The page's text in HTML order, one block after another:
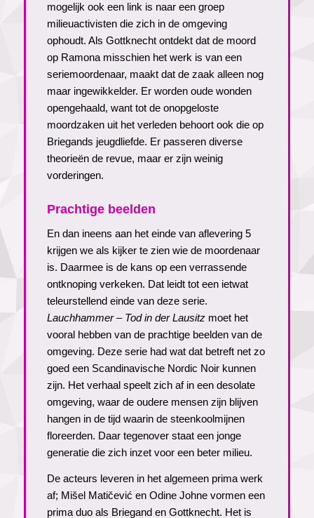
mogelijk ook een link is naar een groep
milieuactivisten die zich in de omgeving
ophoudt. Als Gottknecht ontdekt dat de moord
op Ramona misschien het werk is van een
seriemoordenaar, maakt dat de zaak alleen nog
maar ingewikkelder. Er worden oude wonden
opengehaald, want tot de onopgeloste
moordzaken uit het verleden behoort ook die op
Briegands jeugdliefde. Er passeren diverse
theorieën de revue, maar er zijn weinig
vorderingen.
Prachtige beelden
En dan ineens aan het einde van aflevering 5
krijgen we als kijker te zien wie de moordenaar
is. Daarmee is de kans op een verrassende
ontknoping verkeken. Dat leidt tot een ietwat
teleurstellend einde van deze serie.
Lauchhammer – Tod in der Lausitzmoet het
vooral hebben van de prachtige beelden van de
omgeving. Deze serie had wat dat betreft net zo
goed een Scandinavische Nordic Noir kunnen
zijn. Het verhaal speelt zich af in een desolate
omgeving, waar de oudere mensen zijn blijven
hangen in de tijd waarin de steenkoolmijnen
floreerden. Daar tegenover staat een jonge
generatie die zich inzet voor een beter milieu.
De acteurs leveren in het algemeen prima werk
af; Mišel Matičević en Odine Johne vormen een
prima duo als Briegand en Gottknecht. Het is